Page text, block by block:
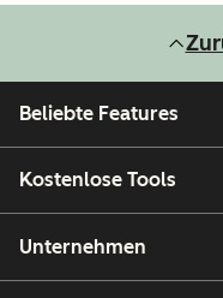
Beliebte Features
Kostenlose Tools
Unternehmen